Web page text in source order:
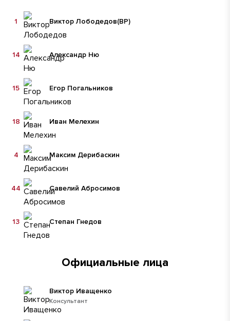
Виктор Лободедов(ВР)
1
Александр Ню
14
Егор Погальников
15
Иван Мелехин
18
Максим Дерибаскин
4
Савелий Абросимов
44
Степан Гнедов
13
Официальные лица
Консультант
Виктор Иващенко